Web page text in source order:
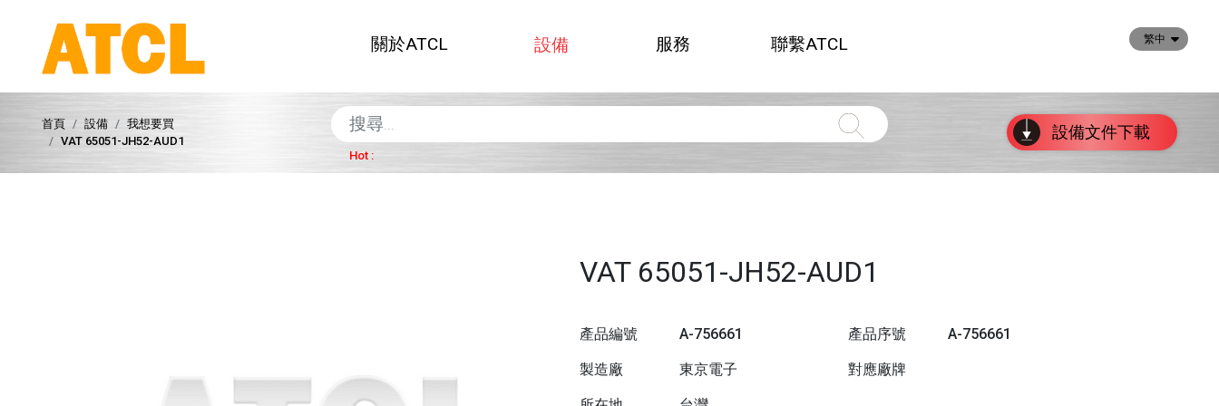
關於ATCL 設備 服務 聯繫ATCL 繁中
首頁 設備
我想要買
VAT 65051-JH52-AUD1
Hot :
設備文件下載
VAT 65051-JH52-AUD1
產品編號 A-756661 產品序號 A-756661
製造廠 東京電子 對應廠牌